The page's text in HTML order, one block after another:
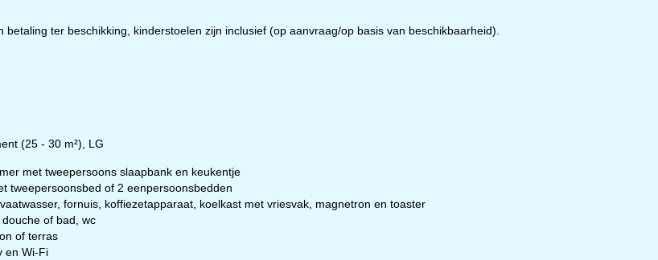
betaling ter beschikking, kinderstoelen zijn inclusief (op aanvraag/op basis van beschikbaarheid).
(25 - 30 m²), LG
met tweepersoons slaapbank en keukentje
tweepersoonsbed of 2 eenpersoonsbedden
fornuis, koffiezetapparaat, koelkast met vriesvak, magnetron en toaster
of bad, wc
of terras
en Wi-Fi